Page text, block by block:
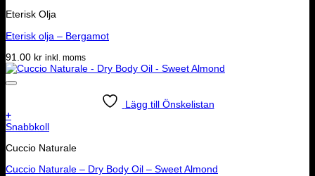
Eterisk Olja
Eterisk olja – Bergamot
91.00 kr inkl. moms
Lägg till Önskelistan
+
Snabbkoll
Cuccio Naturale
Cuccio Naturale – Dry Body Oil – Sweet Almond